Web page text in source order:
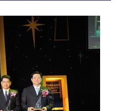
Remember Me
ลืมรหัสผ่าน
SERVICES